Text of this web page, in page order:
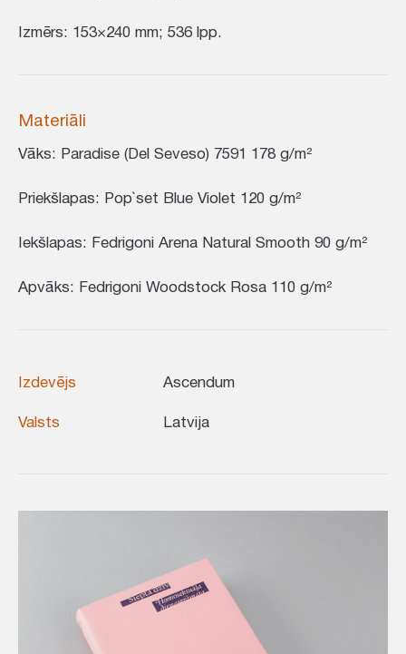
Izmērs: 153×240 mm; 536 lpp.
Materiāli
Vāks: Paradise (Del Seveso) 7591 178 g/m²
Priekšlapas: Pop`set Blue Violet 120 g/m²
Iekšlapas: Fedrigoni Arena Natural Smooth 90 g/m²
Apvāks: Fedrigoni Woodstock Rosa 110 g/m²
Izdevējs
Ascendum
Valsts
Latvija